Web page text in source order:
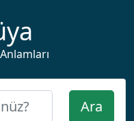
Ara